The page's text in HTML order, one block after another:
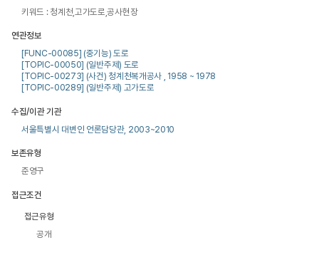
키워드 : 청계천,고가도로,공사현장
연관정보
[FUNC-00085] (중기능) 도로
[TOPIC-00050] (일반주제) 도로
[TOPIC-00273] (사건) 청계천복개공사 , 1958 ~ 1978
[TOPIC-00289] (일반주제) 고가도로
수집/이관 기관
서울특별시 대변인 언론담당관, 2003~2010
보존유형
준영구
접근조건
접근유형
공개